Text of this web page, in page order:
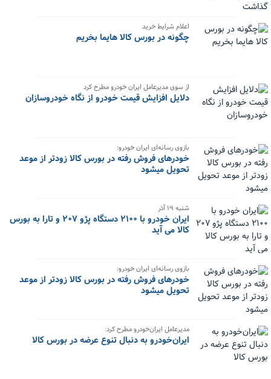
اعلام شرایط خرید
چگونه در بورس کالا هایما بخریم
از سوی مدیرعامل ایران خودرو مطرح کرد
دلایل افزایش قیمت خودرو از نگاه خودروسازان
بازوی رسانه‌ای ایران خودرو:
خودرهای فروش رفته در بورس کالا زودتر از موعد
تحویل میشود
شنبه ۱۹ آذر
ایران خودرو با ۲۱۰۰ دستگاه پژو ۲۰۷ و تارا به بورس
کالا می آید
بازوی رسانه‌ای ایران خودرو:
خودرهای فروش رفته در بورس کالا زودتر از موعد
تحویل میشود
مدیرعامل ایران‌خودرو مطرح کرد:
ایران‌خودرو به دنبال تنوع عرضه در بورس کالا